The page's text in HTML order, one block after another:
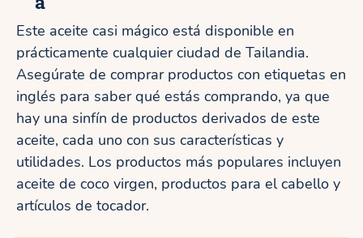
Este aceite casi mágico está disponible en
prácticamente cualquier ciudad de Tailandia.
Asegúrate de comprar productos con etiquetas en
inglés para saber qué estás comprando, ya que
hay una sinfín de productos derivados de este
aceite, cada uno con sus características y
utilidades. Los productos más populares incluyen
aceite de coco virgen, productos para el cabello y
artículos de tocador.